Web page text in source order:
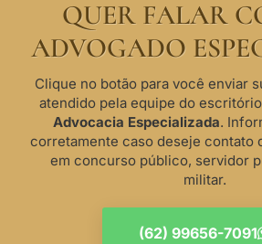
QUER FALAR
ADVOGADO
Clique no botão para você enviar
atendido pela equipe do escritório
Advocacia Especializada.
corretamente caso deseje contato
em concurso público, servidor
militar.
(62) 99656-7091